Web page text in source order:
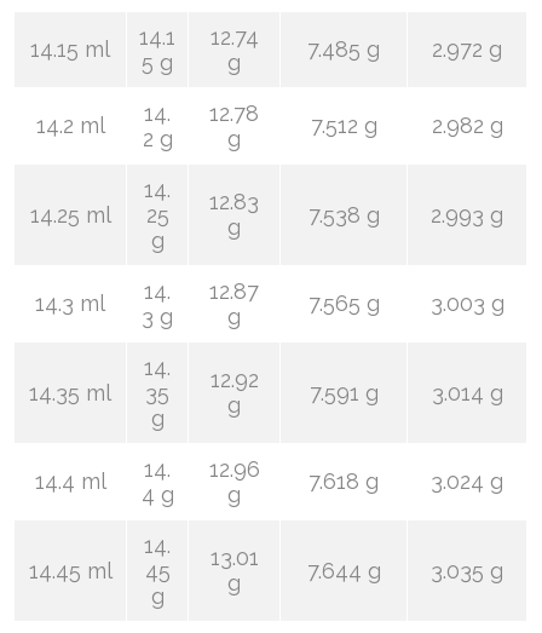
14.15 ml
14.1
5 g
12.74
g
7.485 g 2.972 g
14.2 ml
14.
2 g
12.78
g
7.512 g 2.982 g
14.25 ml
14.
25
g
12.83
g
7.538 g 2.993 g
14.3 ml
14.
3 g
12.87
g
7.565 g 3.003 g
14.35 ml
14.
35
g
12.92
g
7.591 g 3.014 g
14.4 ml
14.
4 g
12.96
g
7.618 g 3.024 g
14.45 ml
14.
45
g
13.01
g
7.644 g 3.035 g